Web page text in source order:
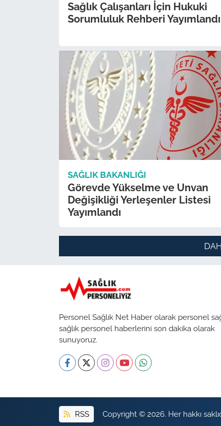
Sağlık Çalışanları İçin Hukuki
Sorumluluk Rehberi Yayımlandı
SAĞLIK BAKANLIĞI
Görevde Yükselme ve Unvan
Değişikliği Yerleşenler Listesi
Yayımlandı
Personel Sağlık Net Haber olarak personel
sağlık personel haberlerini son dakika olarak
sunuyoruz.
RSS Copyright © 2026. Her hakkı